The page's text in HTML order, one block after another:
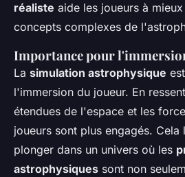
réaliste aide les joueurs à
concepts complexes de
Importance pour
La simulation astrophysique
l'immersion du joueur. En
étendues de l'espace et les
joueurs sont plus engagés. Cela
plonger dans un univers où les
astrophysiques sont non